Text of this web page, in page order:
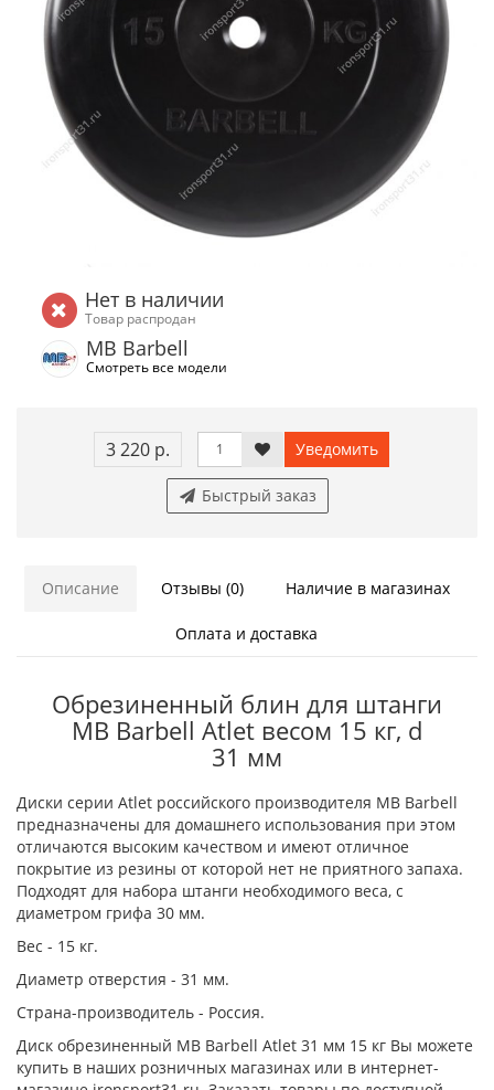
Нет в наличии
Товар распродан
MB Barbell
Смотреть все модели
3 220 р. Уведомить
Быстрый заказ
Описание Отзывы (0) Наличие в магазинах
Оплата и доставка
Обрезиненный блин для штанги
MB Barbell Atlet весом 15 кг, d
31 мм
Диски серии Atlet российского производителя MB Barbell
предназначены для домашнего использования при этом
отличаются высоким качеством и имеют отличное
покрытие из резины от которой нет не приятного запаха.
Подходят для набора штанги необходимого веса, с
диаметром грифа 30 мм.
Вес - 15 кг.
Диаметр отверстия - 31 мм.
Страна-производитель - Россия.
Диск обрезиненный MB Barbell Atlet 31 мм 15 кг Вы можете
купить в наших розничных магазинах или в интернет-